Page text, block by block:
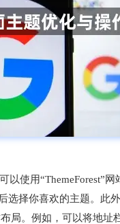
使用“ThemeForest”
择你喜欢的主题。此
局。例如，可以将地